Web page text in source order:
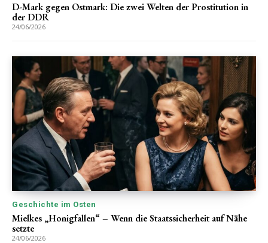
D-Mark gegen Ostmark: Die zwei Welten der Prostitution in
der DDR
24/06/2026
Geschichte im Osten
Mielkes „Honigfallen“ – Wenn die Staatssicherheit auf Nähe
setzte
24/06/2026